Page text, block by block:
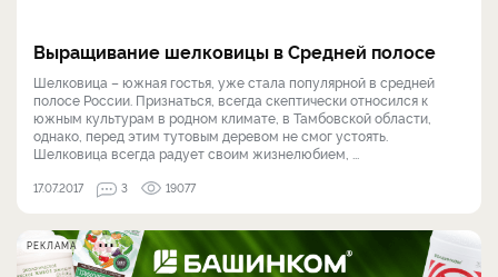
Выращивание шелковицы в Средней полосе
Шелковица – южная гостья, уже стала популярной в средней
полосе России. Признаться, всегда скептически относился к
южным культурам в родном климате, в Тамбовской области,
однако, перед этим тутовым деревом не смог устоять.
Шелковица всегда радует своим жизнелюбием, ...
17.07.2017 3 19077
РЕКЛАМА